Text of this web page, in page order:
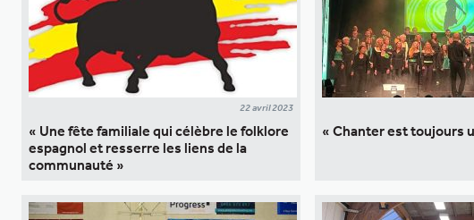
22 avril 2023
« Une fête familiale qui célèbre le folklore
espagnol et resserre les liens de la
communauté »
« Chanter est toujours